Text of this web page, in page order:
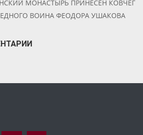
МОНАСТЫРЬ ПРИНЕСЕН КОВЧЕГ
ВОИНА ФЕОДОРА УШАКОВА